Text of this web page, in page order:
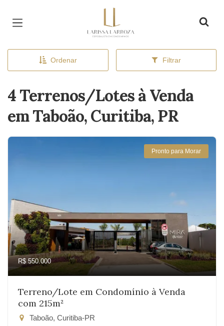
Ordenar Filtrar
4 Terrenos/Lotes à Venda
em Taboão, Curitiba, PR
Pronto para Morar
R$ 550.000
Terreno/Lote em Condomínio à Venda
com 215m²
Taboão, Curitiba-PR